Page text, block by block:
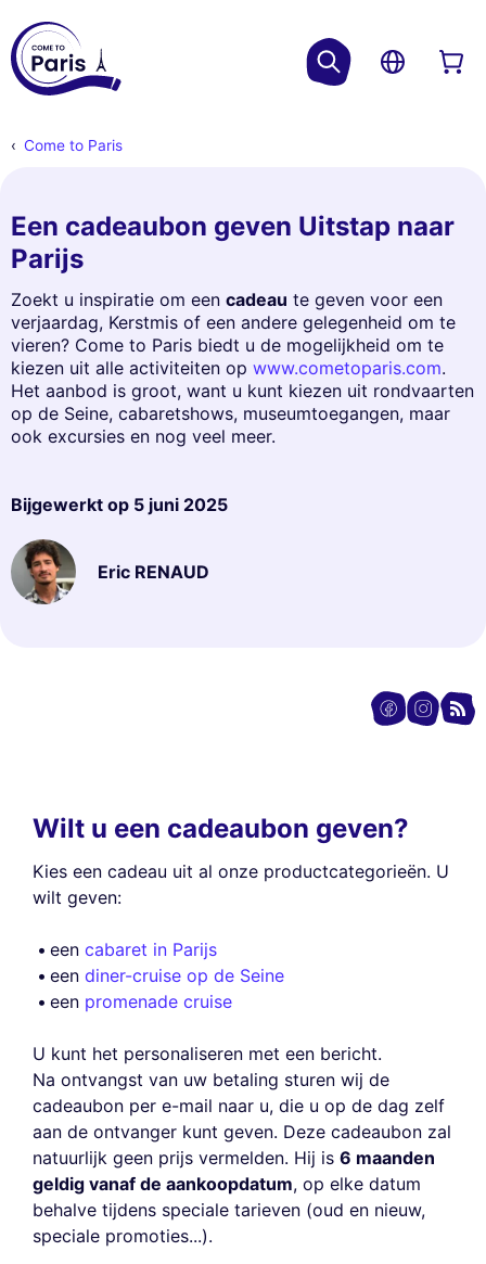
Come to Paris
Een cadeaubon geven Uitstap naar
Parijs
Zoekt u inspiratie om een cadeau te geven voor een
verjaardag, Kerstmis of een andere gelegenheid om te
vieren? Come to Paris biedt u de mogelijkheid om te
kiezen uit alle activiteiten op www.cometoparis.com.
Het aanbod is groot, want u kunt kiezen uit rondvaarten
op de Seine, cabaretshows, museumtoegangen, maar
ook excursies en nog veel meer.
Bijgewerkt op 5 juni 2025
Eric RENAUD
Wilt u een cadeaubon geven?
Kies een cadeau uit al onze productcategorieën. U
wilt geven:
een cabaret in Parijs
een diner-cruise op de Seine
een promenade cruise
U kunt het personaliseren met een bericht.
Na ontvangst van uw betaling sturen wij de
cadeaubon per e-mail naar u, die u op de dag zelf
aan de ontvanger kunt geven. Deze cadeaubon zal
natuurlijk geen prijs vermelden. Hij is 6 maanden
geldig vanaf de aankoopdatum, op elke datum
behalve tijdens speciale tarieven (oud en nieuw,
speciale promoties...).